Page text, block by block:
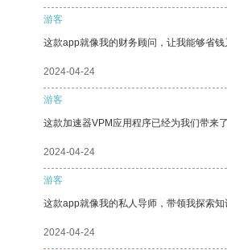
游客
这款app就像我的财务顾问，让我能够省钱
2024-04-24
游客
这款加速器VPM应用程序已经为我们带来
2024-04-24
游客
这款app就像我的私人导师，带领我探索知
2024-04-24